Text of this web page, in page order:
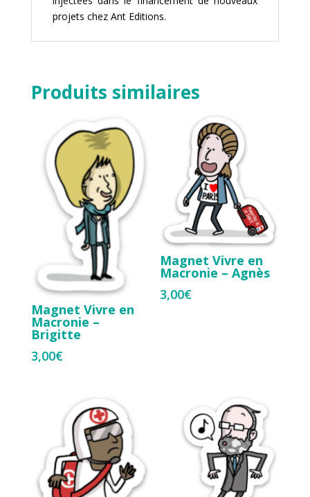
projets chez Ant Editions.
Produits similaires
Magnet Vivre en
Macronie –
Brigitte
3,00€
Magnet Vivre en
Macronie – Agnès
3,00€